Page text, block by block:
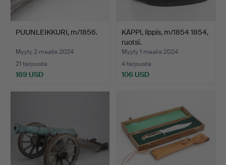
PUUNLEIKKURI, m/1856.
Myyty 2 maalis 2024
21 tarjousta
169 USD
KÄPPI, lippis, m/1854 1854,
ruotsi.
Myyty 1 maalis 2024
4 tarjousta
106 USD